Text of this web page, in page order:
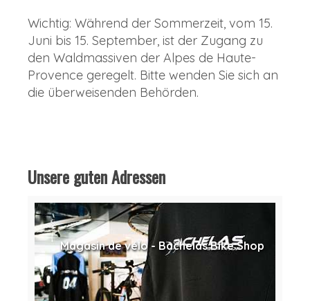
Wichtig: Während der Sommerzeit, vom 15.
Juni bis 15. September, ist der Zugang zu
den Waldmassiven der Alpes de Haute-
Provence geregelt. Bitte wenden Sie sich an
die überweisenden Behörden.
Unsere guten Adressen
Magasin de vélo - Bachelas Bike Shop